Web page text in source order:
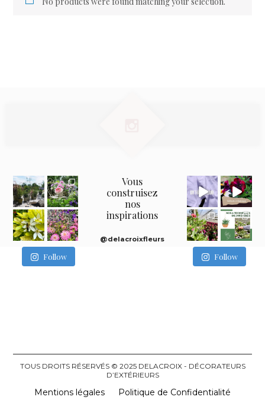
Follow
Vous
construisez
nos
inspirations
@delacroixfleurs
Follow
TOUS DROITS RÉSERVÉS © 2025 DELACROIX - DÉCORATEURS
D’EXTÉRIEURS
Mentions légales
Politique de Confidentialité